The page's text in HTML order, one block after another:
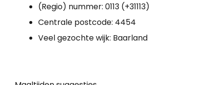
(Regio) nummer: 0113 (+31113)
Centrale postcode: 4454
Veel gezochte wijk: Baarland